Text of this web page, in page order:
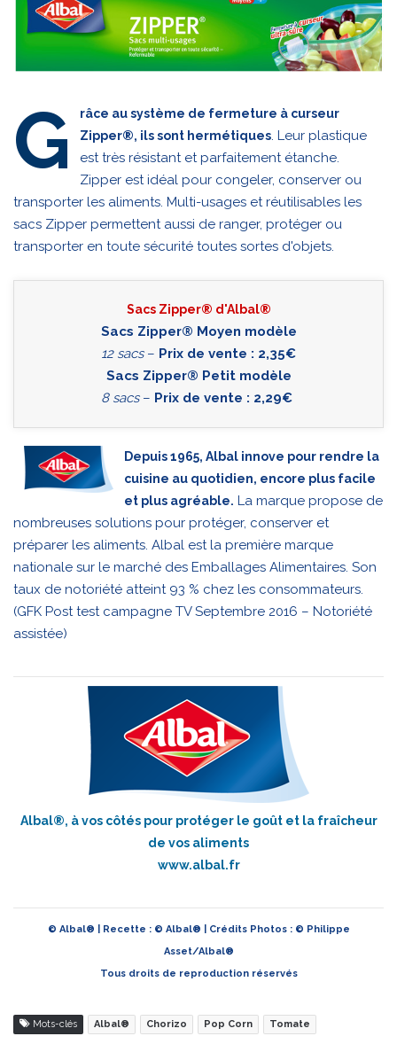
G
râce au système de fermeture à curseur
Zipper®, ils sont hermétiques . Leur plastique
est très résistant et parfaitement étanche.
Zipper est idéal pour congeler, conserver ou
transporter les aliments. Multi-usages et réutilisables les
sacs Zipper permettent aussi de ranger, protéger ou
transporter en toute sécurité toutes sortes d'objets.
Sacs Zipper® d'Albal®
Sacs Zipper® Moyen modèle
12 sacs– Prix de vente : 2,35€
Sacs Zipper® Petit modèle
8 sacs– Prix de vente : 2,29€
Depuis 1965, Albal innove pour rendre la
cuisine au quotidien, encore plus facile
et plus agréable. La marque propose de
nombreuses solutions pour protéger, conserver et
préparer les aliments. Albal est la première marque
nationale sur le marché des Emballages Alimentaires. Son
taux de notoriété atteint 93 % chez les consommateurs.
(GFK Post test campagne TV Septembre 2016 – Notoriété
assistée)
Albal®, à vos côtés pour protéger le goût et la fraîcheur
de vos aliments
www.albal.fr
© Albal® | Recette : © Albal® | Crédits Photos : © Philippe
Asset/Albal®
Tous droits de reproduction réservés
Mots-clés Albal® Chorizo Pop Corn Tomate